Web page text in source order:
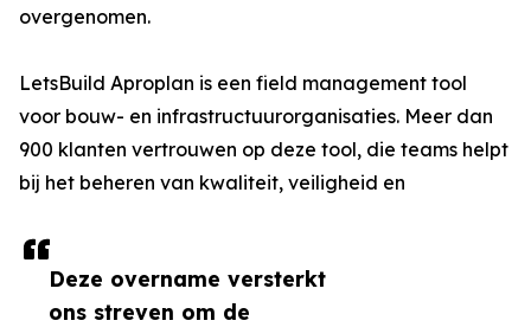
Deze overname versterkt
ons streven om de
overgenomen.
LetsBuild Aproplan is een field management tool
voor bouw- en infrastructuurorganisaties. Meer dan
900 klanten vertrouwen op deze tool, die teams helpt
bij het beheren van kwaliteit, veiligheid en